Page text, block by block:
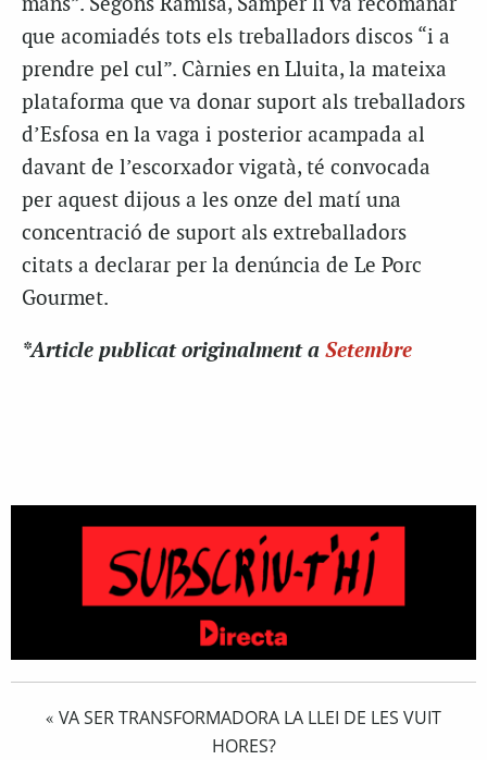
que acomiadés tots els treballadors discos “i a
prendre pel cul”. Càrnies en Lluita, la mateixa
plataforma que va donar suport als treballadors
d’Esfosa en la vaga i posterior acampada al
davant de l’escorxador vigatà, té convocada
per aquest dijous a les onze del matí una
concentració de suport als extreballadors
citats a declarar per la denúncia de Le Porc
Gourmet.
*Article publicat originalment aSetembre
« VA SER TRANSFORMADORA LA LLEI DE LES VUIT
HORES?